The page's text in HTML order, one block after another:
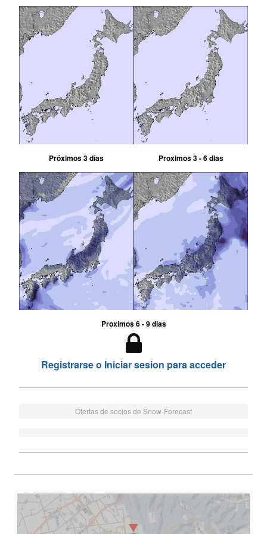
Próximos 3 días Proximos 3 - 6 dias
Proximos 6 - 9 dias
Registrarse o Iniciar sesion para acceder
Ofertas de socios de Snow-Forecast